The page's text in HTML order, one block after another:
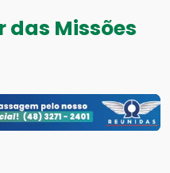
das Missões